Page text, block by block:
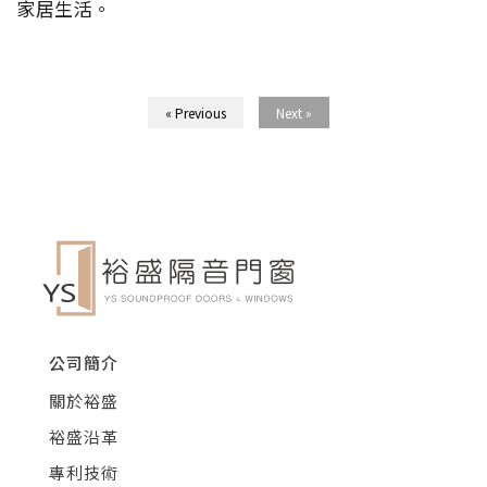
家居生活。
« Previous Next »
公司簡介
關於裕盛
裕盛沿革
專利技術